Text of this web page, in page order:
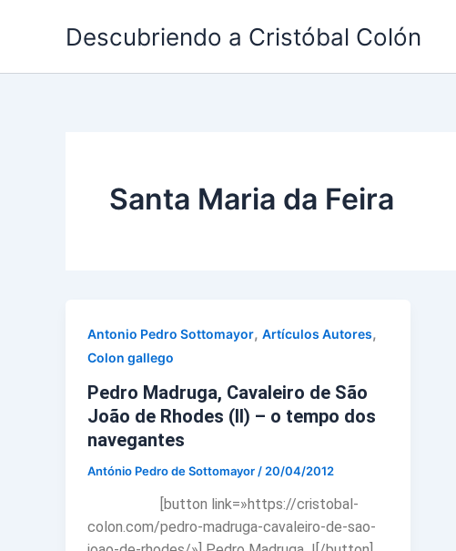
Descubriendo a Cristóbal Colón
Santa Maria da Feira
Antonio Pedro Sottomayor, Artículos Autores,
Colon gallego
Pedro Madruga, Cavaleiro de São
João de Rhodes (II) – o tempo dos
navegantes
António Pedro de Sottomayor / 20/04/2012
[button link=»https://cristobal-
colon.com/pedro-madruga-cavaleiro-de-sao-